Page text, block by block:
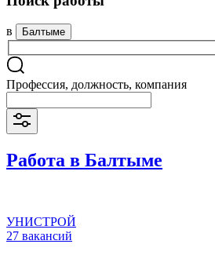
в Балтыме
Профессия, должность, компания
Работа в Балтыме
УНИСТРОЙ
27 вакансий